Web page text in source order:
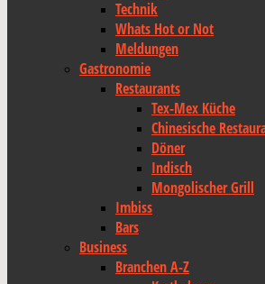
Technik
Whats Hot or Not
Meldungen
Gastronomie
Restaurants
Tex-Mex Küche
Chinesische
Döner
Indisch
Mongolischer Grill
Imbiss
Bars
Business
Branchen A-Z